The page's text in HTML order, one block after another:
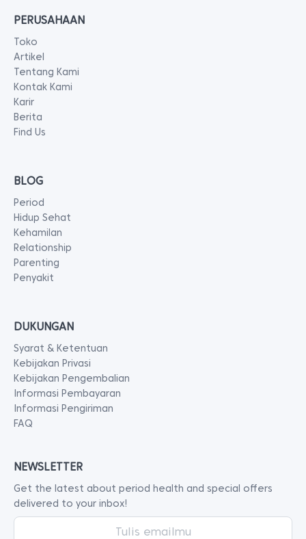
PERUSAHAAN
Toko
Artikel
Tentang Kami
Kontak Kami
Karir
Berita
Find Us
BLOG
Period
Hidup Sehat
Kehamilan
Relationship
Parenting
Penyakit
DUKUNGAN
Syarat & Ketentuan
Kebijakan Privasi
Kebijakan Pengembalian
Informasi Pembayaran
Informasi Pengiriman
FAQ
NEWSLETTER
Get the latest about period health and special offers
delivered to your inbox!